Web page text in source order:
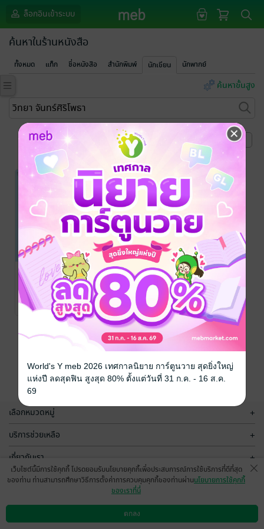
ล็อกอินเข้าระบบ
ค้นหาในร้านหนังสือ
ทั้งหมด แท็ก ชื่อหนังสือ สำนักพิมพ์ นักเขียน นักพากย์
ค้นหาขั้นสูง
หน้าที่ 1
ขำขันร้านหมอ
วิด.....ยา
วิทยา จันทร์ศิริโพธา
/ WittayaJan
สาระบันเทิง
1 Rating
เลือกหมวดหมู่ +
บริการช่วยเหลือ +
เกี่ยวกับเรา +
กลุ่มธุรกิจในเครือ
ดาวน์โหลดแอป วิธีการใช้งาน ติดต่อเรา
เว็บไซต์นี้มีการใช้คุกกี้ โปรดยอมรับนโยบายคุกกี้เพื่อประสบการณ์การใช้บริการที่ดีที่สุด
ของท่าน ท่านสามารถศึกษาวิธีการตั้งค่าการควบคุมคุกกี้ของท่านผ่านนโยบายการใช้คุกกี้
ของเราที่นี่
ตกลง
World's Y meb 2026 เทศกาลนิยาย การ์ตูนวาย สุดยิ่งใหญ่
แห่งปี ลดสุดฟิน สูงสุด 80% ตั้งแต่วันที่ 31 ก.ค. - 16 ส.ค.
69